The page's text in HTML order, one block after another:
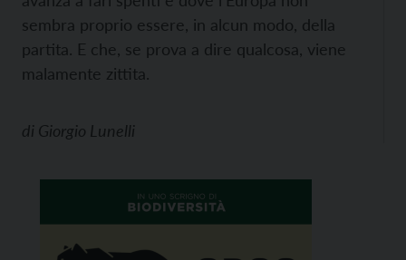
sembra proprio essere, in alcun modo, della
partita. E che, se prova a dire qualcosa, viene
malamente zittita.
di Giorgio Lunelli